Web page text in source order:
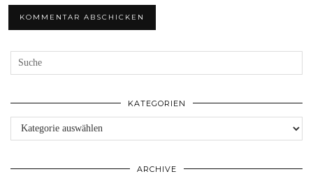
KATEGORIEN
Kategorien
ARCHIVE